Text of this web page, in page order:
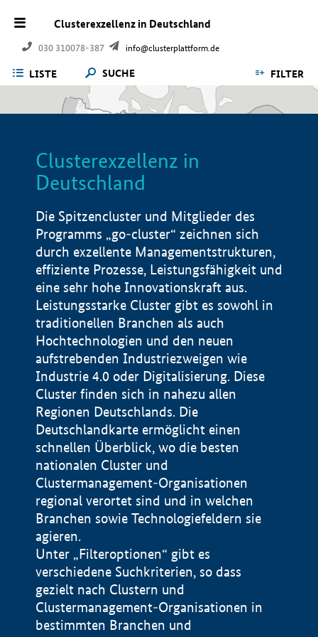
Clusterexzellenz in Deutschland
030 310078-387 info@clusterplattform.de
LISTE SUCHE FILTER
Clusterexzellenz in
Deutschland
Die Spitzencluster und Mitglieder des
Programms „go-cluster“ zeichnen sich
durch exzellente Managementstrukturen,
effiziente Prozesse, Leistungsfähigkeit und
eine sehr hohe Innovationskraft aus.
Leistungsstarke Cluster gibt es sowohl in
traditionellen Branchen als auch
Hochtechnologien und den neuen
aufstrebenden Industriezweigen wie
Industrie 4.0 oder Digitalisierung. Diese
Cluster finden sich in nahezu allen
Regionen Deutschlands. Die
Deutschlandkarte ermöglicht einen
schnellen Überblick, wo die besten
nationalen Cluster und
Clustermanagement-Organisationen
regional verortet sind und in welchen
Branchen sowie Technologiefeldern sie
agieren.
Unter „Filteroptionen“ gibt es
verschiedene Suchkriterien, so dass
gezielt nach Clustern und
Clustermanagement-Organisationen in
bestimmten Branchen und
Impressum
Datenschutzerklärung
BMWE, 2026 ©
100 km © Geobasis-DE / BKG 2015